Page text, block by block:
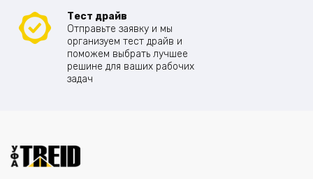
Тест драйв
Отправьте заявку и мы
организуем тест драйв и
поможем выбрать лучшее
решине для ваших рабочих
задач